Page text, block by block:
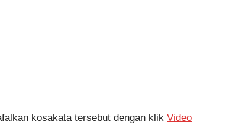
kosakata tersebut dengan klik Video